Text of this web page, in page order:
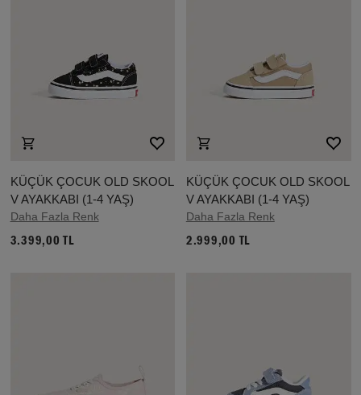
KÜÇÜK ÇOCUK OLD SKOOL
V AYAKKABI (1-4 YAŞ)
Daha Fazla Renk
3.399,00 TL
KÜÇÜK ÇOCUK OLD SKOOL
V AYAKKABI (1-4 YAŞ)
Daha Fazla Renk
2.999,00 TL